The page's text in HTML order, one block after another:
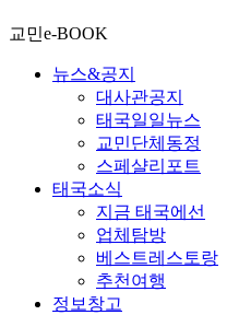
교민e-BOOK
뉴스&공지
대사관공지
태국일일뉴스
교민단체동정
스페샬리포트
태국소식
지금 태국에선
업체탐방
베스트레스토랑
추천여행
정보창고